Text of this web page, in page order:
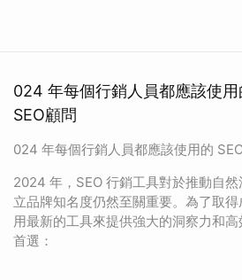
024 年每個行銷人員都應該使
SEO顧問
024 年每個行銷人員都應該使用的
2024 年，SEO 行銷工具對於推動自
立品牌知名度仍然至關重要。為了取
用最新的工具來提供強大的洞察力和
首選：